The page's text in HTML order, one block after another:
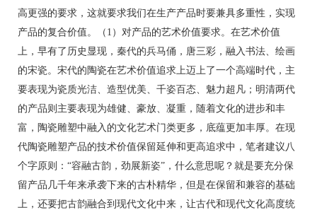
高更强的要求，这就要求我们在生产产品时要兼具多重性，实现
产品的复合价值。（1）对产品的艺术价值要求。在艺术价值
上，早有了历史显现，秦代的兵马俑，唐三彩，融入书法、绘画
的宋瓷。宋代的陶瓷在艺术价值追求上迈上了一个高端时代，主
要表现为瓷质光洁、造型优美、千姿百态、魅力超凡；明清两代
的产品则主要表现为雄健、豪放、凝重，随着文化的进步和丰
富，陶瓷雕塑中融入的文化艺术门类更多，底蕴更加丰厚。在现
代陶瓷雕塑产品的技术价值保留延伸和更高追求中，笔者建议八
个字原则：“容融古韵，劲展新姿”，什么意思呢？就是要充分保
留产品几千年来承袭下来的古朴精华，但是在保留和兼容的基础
上，还要把古韵融合到现代文化中来，让古代和现代文化高度统